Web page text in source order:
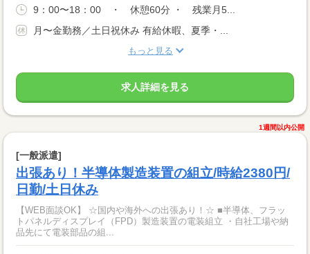
9：00〜18：00 ・ 休憩60分 ・ 残業月5...
月〜金勤務／土日祝休み 有給休暇、夏季・...
もっと見る
求人詳細を見る
1週間以内公開
[一般派遣]
出張あり！半導体製造装置の組立/時給2380円/
日勤/土日休み
【WEB面談OK】 ☆国内や海外への出張あり！☆ ■半導体、フラッ
トパネルディスプレイ（FPD）製造装置の電装組立 ・自社工場や納
品先にて電装部品の組...